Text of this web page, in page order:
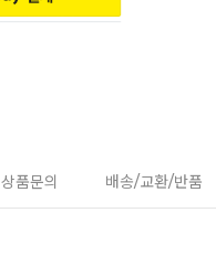
상품문의 배송/교환/반품